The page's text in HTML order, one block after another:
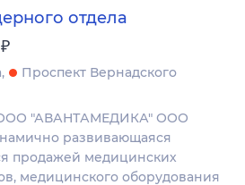
отдела
₽
Проспект Вернадского
ООО "АВАНТАМЕДИКА" ООО
развивающаяся
продажей медицинских
медицинского оборудования